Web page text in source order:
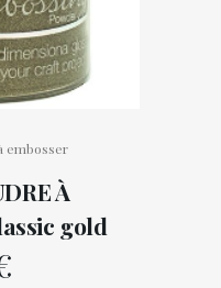
embosser
À
gold